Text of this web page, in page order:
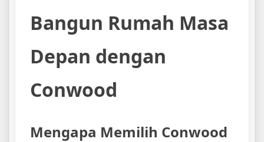
Bangun Rumah Masa
Depan dengan
Conwood
Mengapa Memilih Conwood